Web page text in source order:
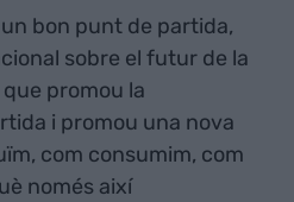
bon punt de partida,
sobre el futur de la
promou la
i promou una nova
com consumim, com
només així